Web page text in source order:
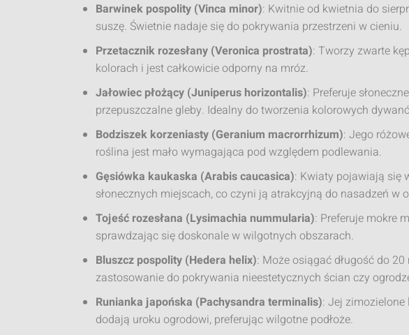
Barwinek pospolity (Vinca minor): Kwitnie od kwietnia do
suszę. Świetnie nadaje się do pokrywania przestrzeni w cieniu.
Przetacznik rozesłany (Veronica prostrata): Tworzy zwarte
kolorach i jest całkowicie odporny na mróz.
Jałowiec płożący (Juniperus horizontalis): Preferuje
przepuszczalne gleby. Idealny do tworzenia kolorowych
Bodziszek korzeniasty (Geranium macrorrhizum): Jego
roślina jest mało wymagająca pod względem podlewania.
Gęsiówka kaukaska (Arabis caucasica): Kwiaty pojawiają się
słonecznych miejscach, co czyni ją atrakcyjną do nasadzeń w
Tojeść rozesłana (Lysimachia nummularia): Preferuje mokre
sprawdzając się doskonale w wilgotnych obszarach.
Bluszcz pospolity (Hedera helix): Może osiągać długość do
zastosowanie do pokrywania nieestetycznych ścian czy
Runianka japońska (Pachysandra terminalis): Jej zimozielone
dodają uroku ogrodowi, preferując wilgotne podłoże.